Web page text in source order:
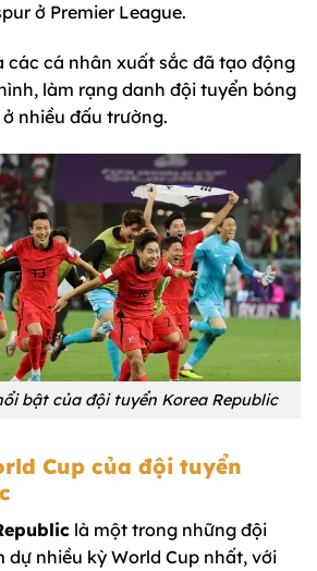
ở Premier League.
các cá nhân xuất sắc đã tạo động
làm rạng danh đội tuyển bóng
nhiều đấu trường.
bật của đội tuyển Korea Republic
Cup của đội tuyển
là một trong những đội
dự nhiều kỳ World Cup nhất, với